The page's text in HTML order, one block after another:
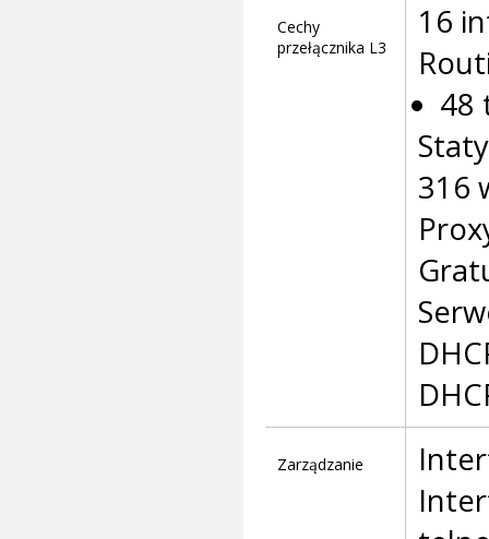
Cechy
przełącznika L3
16
48
316
Zarządzanie